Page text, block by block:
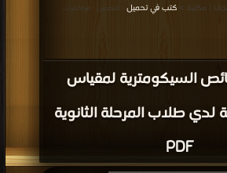
السيكومترية لمقياس
لدي طلاب المرحلة الثانوية
PDF
كتب في تحميل | التحميل : مرة/مرات